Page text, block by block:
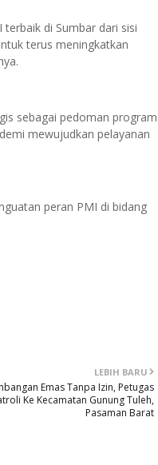
di Sumbar dari sisi
terus meningkatkan
sebagai pedoman program
mewujudkan pelayanan
peran PMI di bidang
LEBIH BARU
Emas Tanpa Izin, Petugas
Ke Kecamatan Gunung Tuleh,
Pasaman Barat